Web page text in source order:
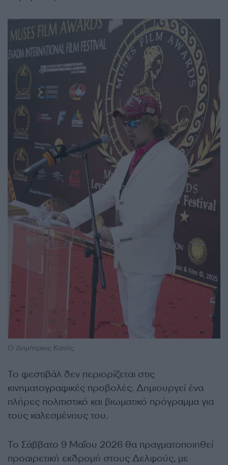
Ο Δημήτριος Κατής.
Το φεστιβάλ δεν περιορίζεται στις
κινηματογραφικές προβολές. Δημιουργεί ένα
πλήρες πολιτιστικό και βιωματικό πρόγραμμα για
τους καλεσμένους του.
Το Σάββατο 9 Μαΐου 2026 θα πραγματοποιηθεί
προαιρετική εκδρομή στους Δελφούς, με